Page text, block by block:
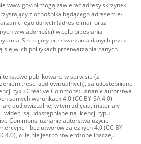
www.gov.pl mogą zawierać adresy skrzynek
z odnośnika będącego adresem e-
jego danych (adres e-mail oraz
w wiadomości) w celu przesłania
Szczegóły przetwarzania danych przez
się w ich politykach przetwarzania danych
tekstowe publikowane w serwisie (z
treści audiowizualnych), są udostępniane
typu Creative Commons: uznanie autorstwa
samych warunkach 4.0 (CC BY-SA 4.0).
audiowizualne, w tym zdjęcia, materiały
wideo, są udostępniane na licencji typu
Commons: uznanie autorstwa użycie
- bez utworów zależnych 4.0 (CC BY-
4.0), o ile nie jest to stwierdzone inaczej.